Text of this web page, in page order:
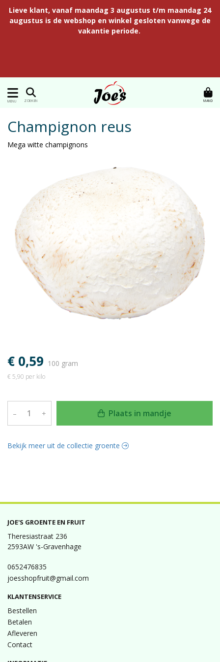
Lieve klant, vanaf maandag 3 augustus t/m maandag 24
augustus is de webshop en winkel gesloten vanwege de
vakantie periode.
MENU ZOEKEN MAND
Champignon reus
Mega witte champignons
€ 0,59 100 gram
€ 5,90 per kilo
– + Plaats in mandje
Bekijk meer uit de collectie groente
JOE'S GROENTE EN FRUIT
Theresiastraat 236
2593AW 's-Gravenhage
0652476835
joesshopfruit@gmail.com
KLANTENSERVICE
Bestellen
Betalen
Afleveren
Contact